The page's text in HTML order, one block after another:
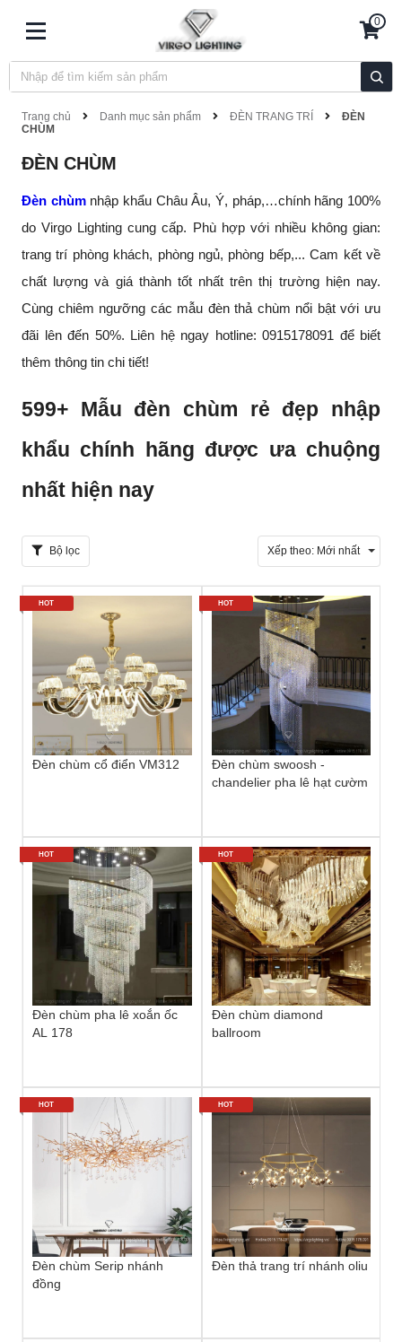
0
Trang chủ Danh mục sản phẩm ĐÈN TRANG TRÍ
ĐÈN
CHÙM
ĐÈN CHÙM
Đèn chùmnhập khẩu Châu Âu, Ý, pháp,…chính hãng 100%
do Virgo Lighting cung cấp. Phù hợp với nhiều không gian:
trang trí phòng khách, phòng ngủ, phòng bếp,... Cam kết về
chất lượng và giá thành tốt nhất trên thị trường hiện nay.
Cùng chiêm ngưỡng các mẫu đèn thả chùm nổi bật với ưu
đãi lên đến 50%. Liên hệ ngay hotline: 0915178091 để biết
thêm thông tin chi tiết!
599+ Mẫu đèn chùm rẻ đẹp nhập
khẩu chính hãng được ưa chuộng
nhất hiện nay
Bộ lọc Xếp theo: Mới nhất
Đèn chùm cổ điển VM312
HOT
Đèn chùm swoosh -
chandelier pha lê hạt cườm
HOT
Đèn chùm pha lê xoắn ốc
AL 178
HOT
Đèn chùm diamond
ballroom
HOT
Đèn chùm Serip nhánh
đồng
HOT
Đèn thả trang trí nhánh oliu
HOT